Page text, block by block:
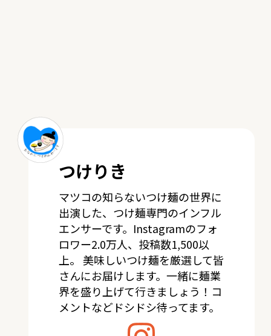
つけりき
マツコの知らないつけ麺の世界に
出演した、つけ麺専門のインフル
エンサーです。Instagramのフォ
ロワー2.0万人、投稿数1,500以
上。 美味しいつけ麺を厳選して皆
さんにお届けします。一緒に麺業
界を盛り上げて行きましょう！コ
メントなどドシドシ待ってます。